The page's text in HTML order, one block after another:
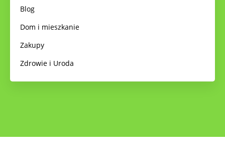
Blog
Dom i mieszkanie
Zakupy
Zdrowie i Uroda